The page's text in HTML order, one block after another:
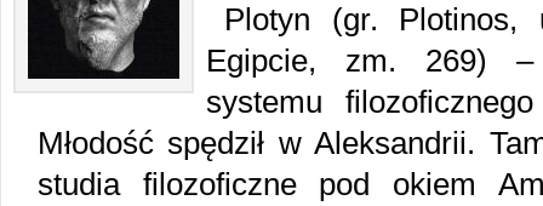
Plotyn (gr.
Egipcie, zm. 269) –
systemu
Młodość spędził w Aleksandrii.
studia filozoficzne pod okiem